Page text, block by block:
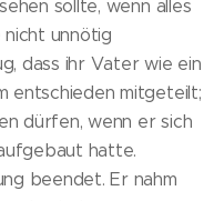
sollte, wenn alles
nicht unnötig
dass ihr Vater wie ein
entschieden mitgeteilt;
dürfen, wenn er sich
hatte.
beendet. Er nahm